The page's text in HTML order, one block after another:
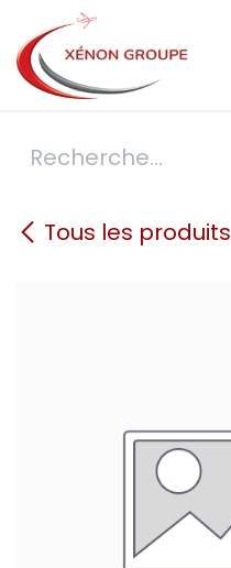
Se rendre au contenu
Tous les produits